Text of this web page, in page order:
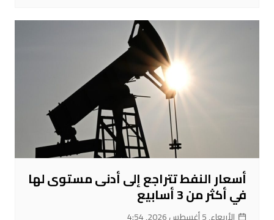
أسعار النفط تتراجع إلى أدنى مستوى لها
في أكثر من 3 أسابيع